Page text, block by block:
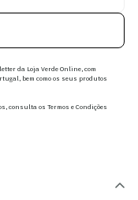
da Loja Verde Online, com
bem como os seus produtos
consulta os Termos e Condições